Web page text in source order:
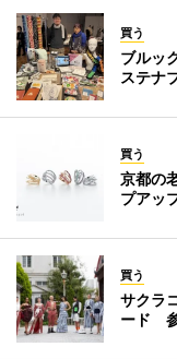
買う
ブルッ
ステナ
買う
京都の
プアッ
買う
サクラ
ード